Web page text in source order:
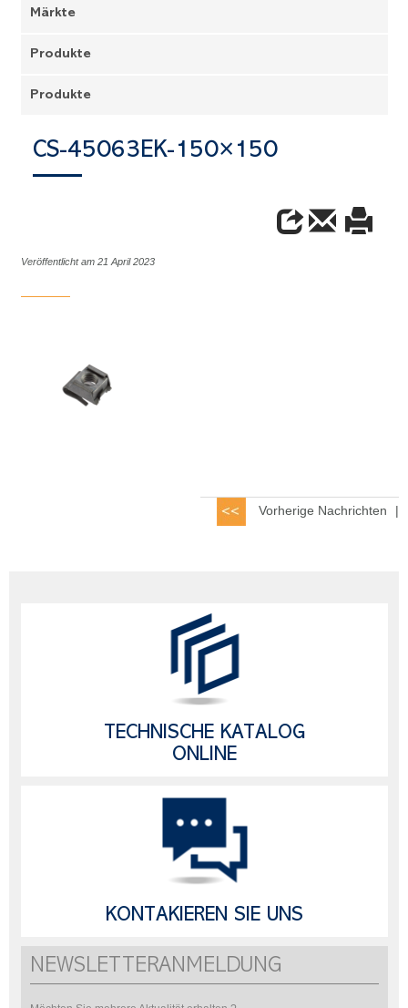
Märkte
Produkte
Produkte
CS-45063EK-150×150
Veröffentlicht am 21 April 2023
Vorherige Nachrichten |
TECHNISCHE KATALOG
ONLINE
KONTAKIEREN SIE UNS
NEWSLETTERANMELDUNG